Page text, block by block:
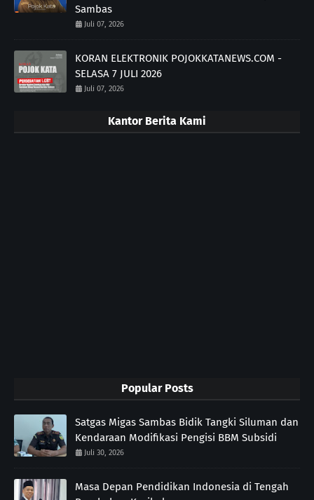
Sambas
Juli 07, 2026
KORAN ELEKTRONIK POJOKKATANEWS.COM -
SELASA 7 JULI 2026
Juli 07, 2026
Kantor Berita Kami
Popular Posts
Satgas Migas Sambas Bidik Tangki Siluman dan
Kendaraan Modifikasi Pengisi BBM Subsidi
Juli 30, 2026
Masa Depan Pendidikan Indonesia di Tengah